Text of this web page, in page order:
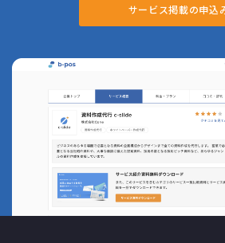
サービス掲載の申込